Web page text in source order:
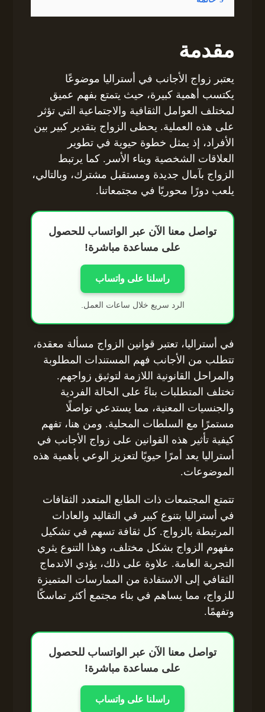
مقدمة
يعتبر زواج الأجانب في أستراليا موضوعًا
يكتسب أهمية كبيرة، حيث يتمتع بفهم عميق
لمختلف العوامل الثقافية والاجتماعية التي تؤثر
على هذه العملية. يحظى الزواج بتقدير كبير بين
الأفراد، إذ يمثل خطوة حيوية في تطوير
العلاقات الشخصية وبناء الأسر. كما يرتبط
الزواج بآمال جديدة ومستقبل مشترك، وبالتالي،
يلعب دورًا محوريًا في مجتمعاتنا.
تواصل معنا الآن عبر الواتساب للحصول
على مساعدة مباشرة!
راسلنا على واتساب
الرد سريع خلال ساعات العمل.
في أستراليا، تعتبر قوانين الزواج مسألة معقدة،
تتطلب من الأجانب فهم المستندات المطلوبة
والمراحل القانونية اللازمة لتوثيق زواجهم.
تختلف المتطلبات بناءً على الحالة الفردية
والجنسيات المعنية، مما يستدعي تواصلًا
مستمرًا مع السلطات المحلية. ومن هنا، تفهم
كيفية تأثير هذه القوانين على زواج الأجانب في
أستراليا يعد أمرًا حيويًا لتعزيز الوعي بأهمية هذه
الموضوعات.
تتمتع المجتمعات ذات الطابع المتعدد الثقافات
في أستراليا بتنوع كبير في التقاليد والعادات
المرتبطة بالزواج. كل ثقافة تسهم في تشكيل
مفهوم الزواج بشكل مختلف، وهذا التنوع يثري
التجربة العامة. علاوة على ذلك، يؤدي الاندماج
الثقافي إلى الاستفادة من الممارسات المتميزة
للزواج، مما يساهم في بناء مجتمع أكثر تماسكًا
وتفهمًا.
تواصل معنا الآن عبر الواتساب للحصول
على مساعدة مباشرة!
راسلنا على واتساب